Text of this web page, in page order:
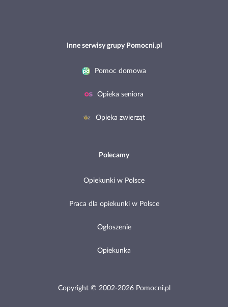
Inne serwisy grupy Pomocni.pl
Pomoc domowa
Opieka seniora
Opieka zwierząt
Polecamy
Opiekunki w Polsce
Praca dla opiekunki w Polsce
Ogłoszenie
Opiekunka
Copyright © 2002-2026 Pomocni.pl